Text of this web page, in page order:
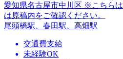
愛知県名古屋市中川区 ※こちら
は原稿内をご確認ください。
尾頭橋駅、春田駅、高畑駅
交通費支給
未経験OK